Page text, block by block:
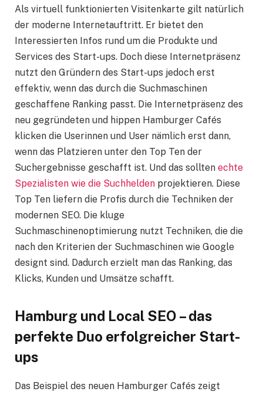
Als virtuell funktionierten Visitenkarte gilt natürlich
der moderne Internetauftritt. Er bietet den
Interessierten Infos rund um die Produkte und
Services des Start-ups. Doch diese Internetpräsenz
nutzt den Gründern des Start-ups jedoch erst
effektiv, wenn das durch die Suchmaschinen
geschaffene Ranking passt. Die Internetpräsenz des
neu gegründeten und hippen Hamburger Cafés
klicken die Userinnen und User nämlich erst dann,
wenn das Platzieren unter den Top Ten der
Suchergebnisse geschafft ist. Und das sollten echte
Spezialisten wie die Suchhelden projektieren. Diese
Top Ten liefern die Profis durch die Techniken der
modernen SEO. Die kluge
Suchmaschinenoptimierung nutzt Techniken, die die
nach den Kriterien der Suchmaschinen wie Google
designt sind. Dadurch erzielt man das Ranking, das
Klicks, Kunden und Umsätze schafft.
Hamburg und Local SEO – das
perfekte Duo erfolgreicher Start-
ups
Das Beispiel des neuen Hamburger Cafés zeigt